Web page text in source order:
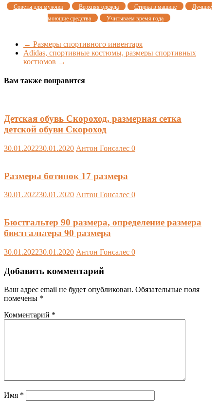
Советы для мужчин Верхняя одежда Стирка в машине
Лучшие
моющие средства
Учитываем время года
← Размеры спортивного инвентаря
Adidas, спортивные костюмы, размеры спортивных
костюмов →
Вам также понравится
Детская обувь Скороход, размерная сетка
детской обуви Скороход
30.01.202230.01.2020 Антон Гонсалес 0
Размеры ботинок 17 размера
30.01.202230.01.2020 Антон Гонсалес 0
Бюстгальтер 90 размера, определение размера
бюстгальтера 90 размера
30.01.202230.01.2020 Антон Гонсалес 0
Добавить комментарий
Ваш адрес email не будет опубликован. Обязательные поля
помечены *
Комментарий *
Имя *